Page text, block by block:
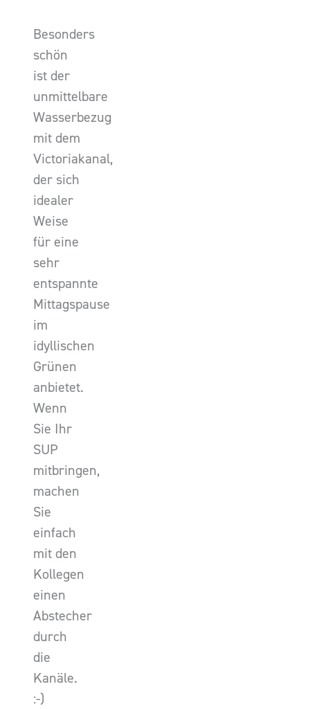
Besonders
schön
ist der
unmittelbare
Wasserbezug
mit dem
Victoriakanal,
der sich
idealer
Weise
für eine
sehr
entspannte
Mittagspause
im
idyllischen
Grünen
anbietet.
Wenn
Sie Ihr
SUP
mitbringen,
machen
Sie
einfach
mit den
Kollegen
einen
Abstecher
durch
die
Kanäle.
:-)